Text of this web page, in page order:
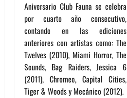
Aniversario Club Fauna se celebra
por cuarto año consecutivo,
contando en las ediciones
anteriores con artistas como: The
Twelves (2010), Miami Horror, The
Sounds, Bag Raiders, Jessica 6
(2011), Chromeo, Capital Cities,
Tiger & Woods y Mecánico (2012).